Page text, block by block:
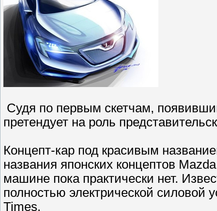
Судя по первым скетчам,
претендует на роль
Концепт-кар под красивым
названия японских концептов
машине пока практически нет.
полностью электрической силовой
Times.